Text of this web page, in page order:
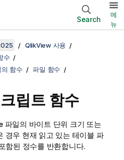
Search
메
뉴
QlikView 사용
수
함수
파일 함수
립트 함수
파일의 바이트 단위 크기 또는
경우 현재 읽고 있는 테이블 파
함된 정수를 반환합니다.